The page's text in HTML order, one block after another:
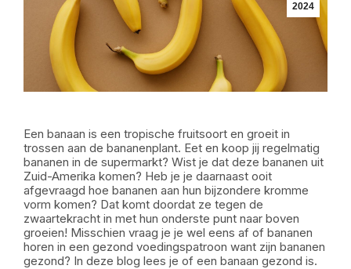
2024
Een banaan is een tropische fruitsoort en groeit in
trossen aan de bananenplant. Eet en koop jij regelmatig
bananen in de supermarkt? Wist je dat deze bananen uit
Zuid-Amerika komen? Heb je je daarnaast ooit
afgevraagd hoe bananen aan hun bijzondere kromme
vorm komen? Dat komt doordat ze tegen de
zwaartekracht in met hun onderste punt naar boven
groeien! Misschien vraag je je wel eens af of bananen
horen in een gezond voedingspatroon want zijn bananen
gezond? In deze blog lees je of een banaan gezond is.